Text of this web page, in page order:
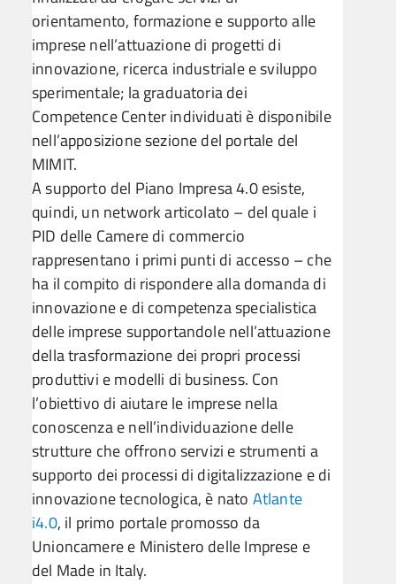
orientamento, formazione e supporto alle
imprese nell’attuazione di progetti di
innovazione, ricerca industriale e sviluppo
sperimentale; la graduatoria dei
Competence Center individuati è disponibile
nell’apposizione sezione del portale del
MIMIT.
A supporto del Piano Impresa 4.0 esiste,
quindi, un network articolato – del quale i
PID delle Camere di commercio
rappresentano i primi punti di accesso – che
ha il compito di rispondere alla domanda di
innovazione e di competenza specialistica
delle imprese supportandole nell’attuazione
della trasformazione dei propri processi
produttivi e modelli di business. Con
l’obiettivo di aiutare le imprese nella
conoscenza e nell’individuazione delle
strutture che offrono servizi e strumenti a
supporto dei processi di digitalizzazione e di
innovazione tecnologica, è nato Atlante
i4.0, il primo portale promosso da
Unioncamere e Ministero delle Imprese e
del Made in Italy.